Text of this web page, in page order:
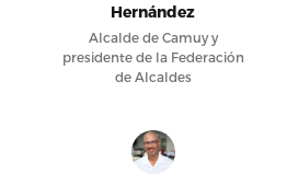
Hernández
Alcalde de Camuy y
presidente de la Federación
de Alcaldes